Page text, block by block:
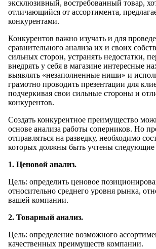
эксклюзивный, востребованный товар,
отличающийся от ассортимента,
конкурентами.
Конкурентов важно изучать и для
сравнительного анализа их и своих
сильных сторон, устранять недостатки,
внедрять у себя в магазине интересные
выявлять «незаполненные ниши» и
грамотно проводить презентации для
подчеркивая свои сильные стороны и
конкурентов.
Создать конкурентное преимущество
основе анализа работы соперников. Но
отправляться на разведку, необходимо
которых должны быть учтены
1. Ценовой анализ.
Цель: определить ценовое
относительно среднего уровня рынка,
вашей компании.
2. Товарный анализ.
Цель: определение возможного
качественных преимуществ компании.